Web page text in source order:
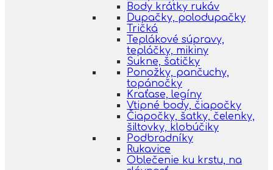
Body krátky rukáv
Dupačky, polodupačky
Tričká
Teplákové súpravy,
tepláčky, mikiny
Sukne, šatičky
Ponožky, pančuchy,
topánočky
Kraťase, legíny
Vtipné body, čiapočky
Čiapočky, šatky, čelenky,
šiltovky, klobúčiky
Podbradníky
Rukavice
Oblečenie ku krstu, na